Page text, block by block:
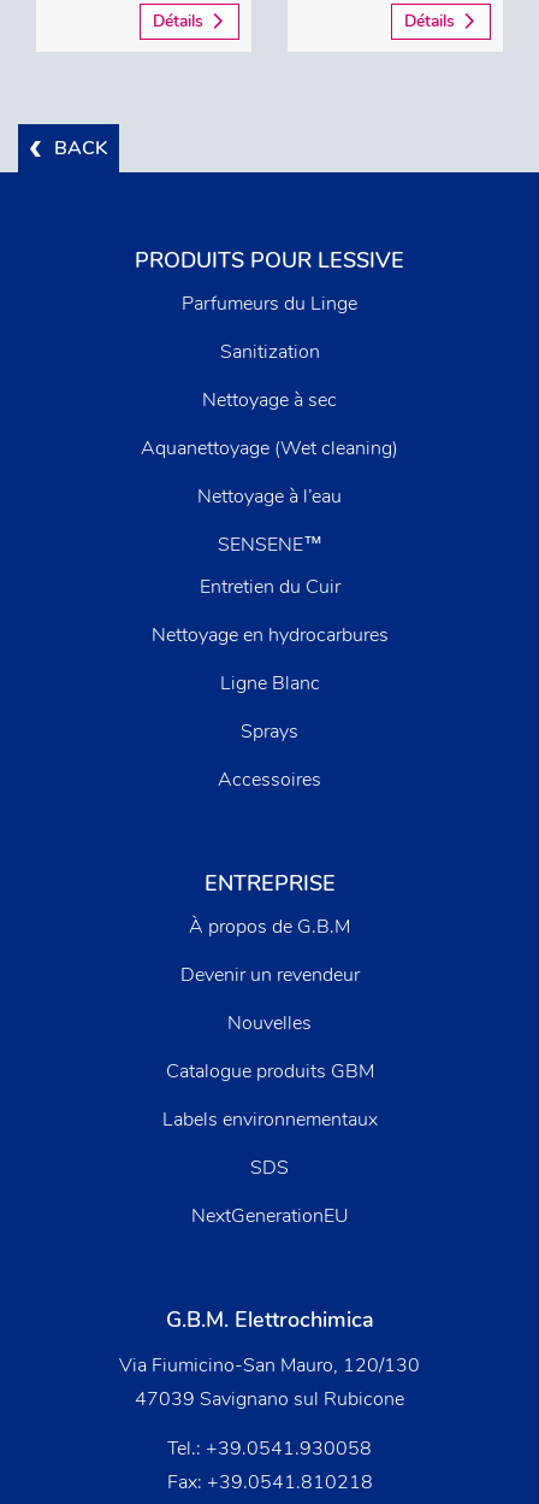
Détails Détails
BACK
PRODUITS POUR LESSIVE
Parfumeurs du Linge
Sanitization
Nettoyage à sec
Aquanettoyage (Wet cleaning)
Nettoyage à l’eau
SENSENE™
Entretien du Cuir
Nettoyage en hydrocarbures
Ligne Blanc
Sprays
Accessoires
ENTREPRISE
À propos de G.B.M
Devenir un revendeur
Nouvelles
Catalogue produits GBM
Labels environnementaux
SDS
NextGenerationEU
G.B.M. Elettrochimica
Via Fiumicino-San Mauro, 120/130
47039 Savignano sul Rubicone
Tel.: +39.0541.930058
Fax: +39.0541.810218